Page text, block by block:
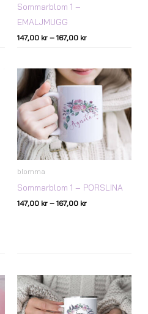
Sommarblom 1 –
EMALJMUGG
147,00 kr – 167,00 kr
blomma
Sommarblom 1 – PORSLINA
147,00 kr – 167,00 kr
Prisintervall:
147,00 kr
167,00 kr
Prisintervall:
147,00 kr
till
167,00 kr